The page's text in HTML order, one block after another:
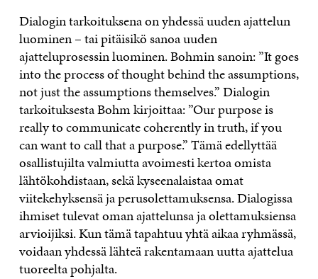
Dialogin tarkoituksena on yhdessä uuden ajattelun
luominen – tai pitäisikö sanoa uuden
ajatteluprosessin luominen. Bohmin sanoin: ”It goes
into the process of thought behind the assumptions,
not just the assumptions themselves.” Dialogin
tarkoituksesta Bohm kirjoittaa: ”Our purpose is
really to communicate coherently in truth, if you
can want to call that a purpose.” Tämä edellyttää
osallistujilta valmiutta avoimesti kertoa omista
lähtökohdistaan, sekä kyseenalaistaa omat
viitekehyksensä ja perusolettamuksensa. Dialogissa
ihmiset tulevat oman ajattelunsa ja olettamuksiensa
arvioijiksi. Kun tämä tapahtuu yhtä aikaa ryhmässä,
voidaan yhdessä lähteä rakentamaan uutta ajattelua
tuoreelta pohjalta.